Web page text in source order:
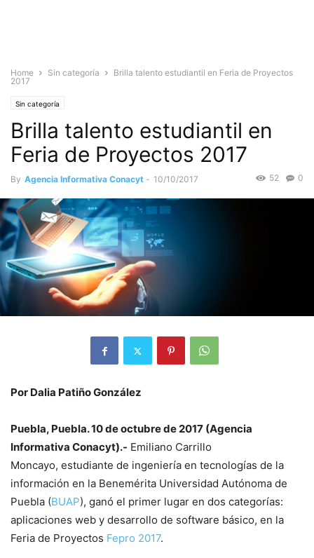
Home Sin categoría
Brilla talento estudiantil en Feria de Proyectos
2017
Sin categoría
Brilla talento estudiantil en
Feria de Proyectos 2017
By Agencia Informativa Conacyt - 10/10/2017 0
52
Por Dalia Patiño González
Puebla, Puebla. 10 de octubre de 2017 (Agencia
Informativa Conacyt).- Emiliano Carrillo
Moncayo, estudiante de ingeniería en tecnologías de la
información en la Benemérita Universidad Autónoma de
Puebla (BUAP), ganó el primer lugar en dos categorías:
aplicaciones web y desarrollo de software básico, en la
Feria de Proyectos Fepro 2017.